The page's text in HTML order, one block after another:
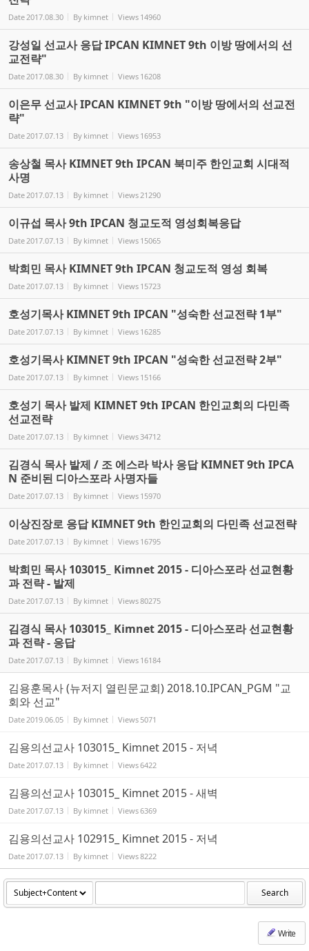
Date 2017.08.30 By kimnet Views 14960
강성일 선교사 응답 IPCAN KIMNET 9th 이방 땅에서의 선
교전략"
Date 2017.08.30 By kimnet Views 16208
이은무 선교사 IPCAN KIMNET 9th "이방 땅에서의 선교전
략"
Date 2017.07.13 By kimnet Views 16953
송상철 목사 KIMNET 9th IPCAN 북미주 한인교회 시대적
사명
Date 2017.07.13 By kimnet Views 21290
이규섭 목사 9th IPCAN 청교도적 영성회복응답
Date 2017.07.13 By kimnet Views 15065
박희민 목사 KIMNET 9th IPCAN 청교도적 영성 회복
Date 2017.07.13 By kimnet Views 15723
호성기목사 KIMNET 9th IPCAN "성숙한 선교전략 1부"
Date 2017.07.13 By kimnet Views 16285
호성기목사 KIMNET 9th IPCAN "성숙한 선교전략 2부"
Date 2017.07.13 By kimnet Views 15166
호성기 목사 발제 KIMNET 9th IPCAN 한인교회의 다민족
선교전략
Date 2017.07.13 By kimnet Views 34712
김경식 목사 발제 / 조 에스라 박사 응답 KIMNET 9th IPCA
N 준비된 디아스포라 사명자들
Date 2017.07.13 By kimnet Views 15970
이상진장로 응답 KIMNET 9th 한인교회의 다민족 선교전략
Date 2017.07.13 By kimnet Views 16795
박희민 목사 103015_ Kimnet 2015 - 디아스포라 선교현황
과 전략 - 발제
Date 2017.07.13 By kimnet Views80275
김경식 목사 103015_ Kimnet 2015 - 디아스포라 선교현황
과 전략 - 응답
Date 2017.07.13 By kimnet Views 16184
김용훈목사 (뉴저지 열린문교회) 2018.10.IPCAN_PGM "교
회와 선교"
Date 2019.06.05 By kimnet Views 5071
김용의선교사 103015_ Kimnet 2015 - 저녁
Date 2017.07.13 By kimnet Views6422
김용의선교사 103015_ Kimnet 2015 - 새벽
Date 2017.07.13 By kimnet Views6369
김용의선교사 102915_ Kimnet 2015 - 저녁
Date 2017.07.13 By kimnet Views8222
Search
Write